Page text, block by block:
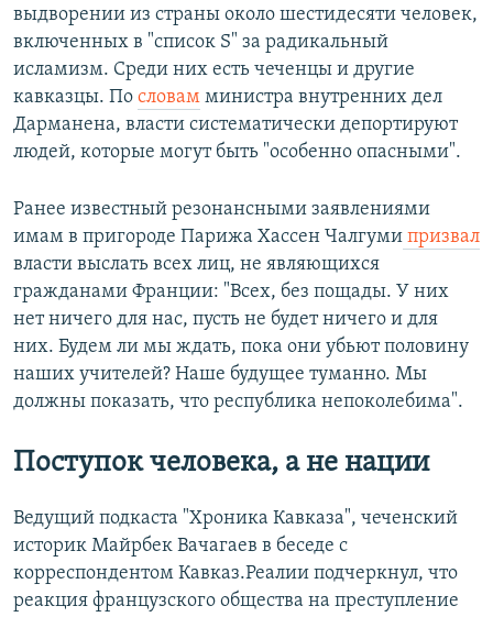
выдворении из страны около шестидесяти человек,
включенных в "список S" за радикальный
исламизм. Среди них есть чеченцы и другие
кавказцы. По словам министра внутренних дел
Дарманена, власти систематически депортируют
людей, которые могут быть "особенно опасными".
Ранее известный резонансными заявлениями
имам в пригороде Парижа Хассен Чалгуми призвал
власти выслать всех лиц, не являющихся
гражданами Франции: "Всех, без пощады. У них
нет ничего для нас, пусть не будет ничего и для
них. Будем ли мы ждать, пока они убьют половину
наших учителей? Наше будущее туманно. Мы
должны показать, что республика непоколебима".
Поступок человека, а не нации
Ведущий подкаста "Хроника Кавказа", чеченский
историк Майрбек Вачагаев в беседе с
корреспондентом Кавказ.Реалии подчеркнул, что
реакция французского общества на преступление